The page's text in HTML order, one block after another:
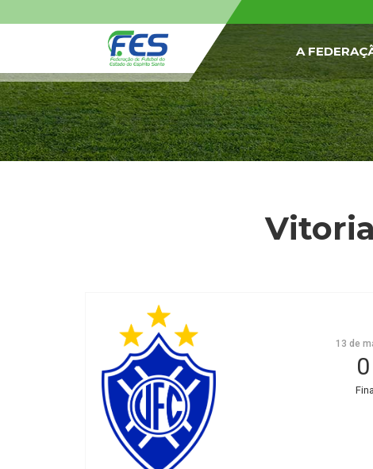
A
Vitoria
13 de
0